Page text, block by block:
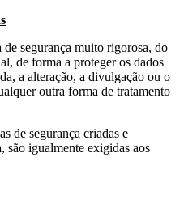
segurança muito rigorosa, do
de forma a proteger os dados
a alteração, a divulgação ou o
outra forma de tratamento
de segurança criadas e
, são igualmente exigidas aos